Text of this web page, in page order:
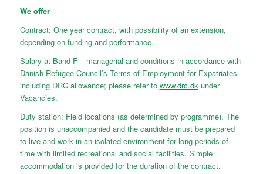
We offer
Contract: One year contract, with possibility of an extension,
depending on funding and performance.
Salary at Band F – managerial and conditions in accordance with
Danish Refugee Council’s Terms of Employment for Expatriates
including DRC allowance; please refer to www.drc.dk under
Vacancies.
Duty station: Field locations (as determined by programme). The
position is unaccompanied and the candidate must be prepared
to live and work in an isolated environment for long periods of
time with limited recreational and social facilities. Simple
accommodation is provided for the duration of the contract.